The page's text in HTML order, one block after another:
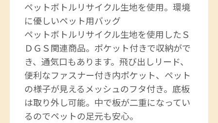
ペットボトルリサイクル生地を使用。環境
に優しいペット用バッグ
ペットボトルリサイクル生地を使用したＳ
ＤＧＳ関連商品。ポケット付きで収納がで
き、通気口もあります。飛び出しリード、
便利なファスナー付き内ポケット、ペット
の様子が見えるメッシュのフタ付き。底板
は取り外し可能。中で板が二重になってい
るのでペットの足元も安心。